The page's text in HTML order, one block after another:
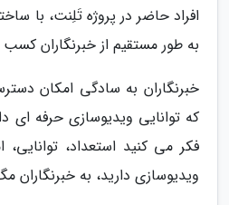
افراد حاضر در پروژه تَلِنت، با
به طور مستقیم از خبرنگاران
خبرنگاران به سادگی امکان
که توانایی ویدیوسازی حرفه ای
فکر می کنید استعداد، توانایی،
ویدیوسازی دارید، به خبرنگاران